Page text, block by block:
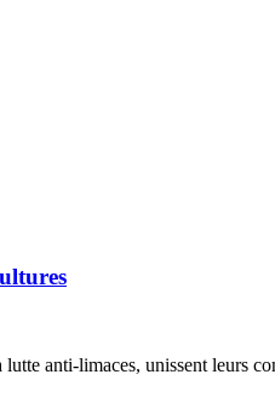
anti-limaces, unissent leurs